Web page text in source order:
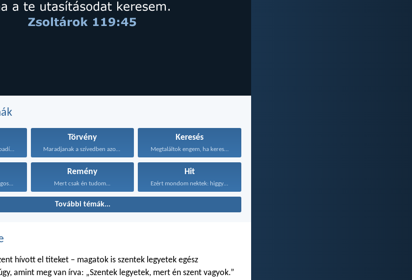
Krisztus szabadságra szabadított meg...
Törvény Keresés
Megtaláltok engem, ha kerestek...
Remény
Mert csak én tudom...
Hit
Ezért mondom nektek: higgyétek...
További témák...
hívott el titeket – magatok is szentek legyetek egész
amint meg van írva: „Szentek legyetek, mert én szent vagyok.”